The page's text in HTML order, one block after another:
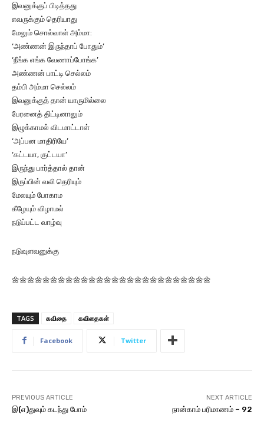
இவனுக்குப் பிடித்தது
எவருக்கும் தெரியாது
மேலும் சொல்வாள் அம்மா:
‘அண்ணன் இருந்தாப் போதும்’
‘நீங்க எங்க வேணாப்போங்க’
அண்ணன் பாட்டி செல்லம்
தம்பி அம்மா செல்லம்
இவனுக்குத் தான் யாருமில்லை
பேரனைத் திட்டினாலும்
இழுக்காமல் விடமாட்டாள்
‘அப்பன மாதிரியே’
‘கட்டயா, குட்டயா’
இருந்து பார்த்தால் தான்
இருப்பின் வலி தெரியும்
மேலயும் போகாம
கீழேயும் விழாமல்
நடுப்பட்ட வாழ்வு
நடுவுளவனுக்கு
🌼🌼🌼🌼🌼🌼🌼🌼🌼🌼🌼🌼🌼🌼🌼🌼🌼🌼🌼🌼🌼🌼🌼🌼🌼🌼
TAGS கவிதை கவிதைகள்
Facebook Twitter
PREVIOUS ARTICLE
இ(எ)துவும் கடந்து போம்
NEXT ARTICLE
நான்காம் பரிமாணம் – 92